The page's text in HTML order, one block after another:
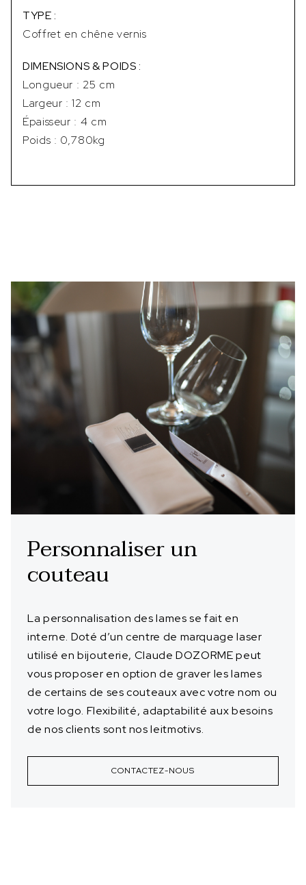
TYPE :
Coffret en chêne vernis
DIMENSIONS & POIDS :
Longueur : 25 cm
Largeur : 12 cm
Épaisseur : 4 cm
Poids : 0,780kg
Personnaliser un
couteau
La personnalisation des lames se fait en
interne. Doté d’un centre de marquage laser
utilisé en bijouterie, Claude DOZORME peut
vous proposer en option de graver les lames
de certains de ses couteaux avec votre nom ou
votre logo. Flexibilité, adaptabilité aux besoins
de nos clients sont nos leitmotivs.
CONTACTEZ-NOUS